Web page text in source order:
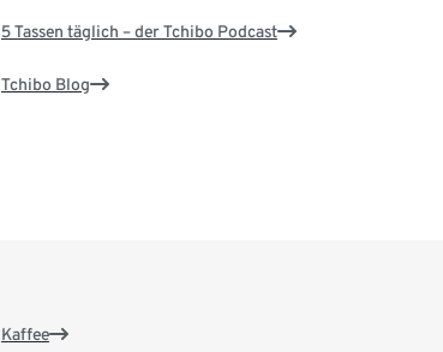
5 Tassen täglich – der Tchibo Podcast
Tchibo Blog
Kaffee